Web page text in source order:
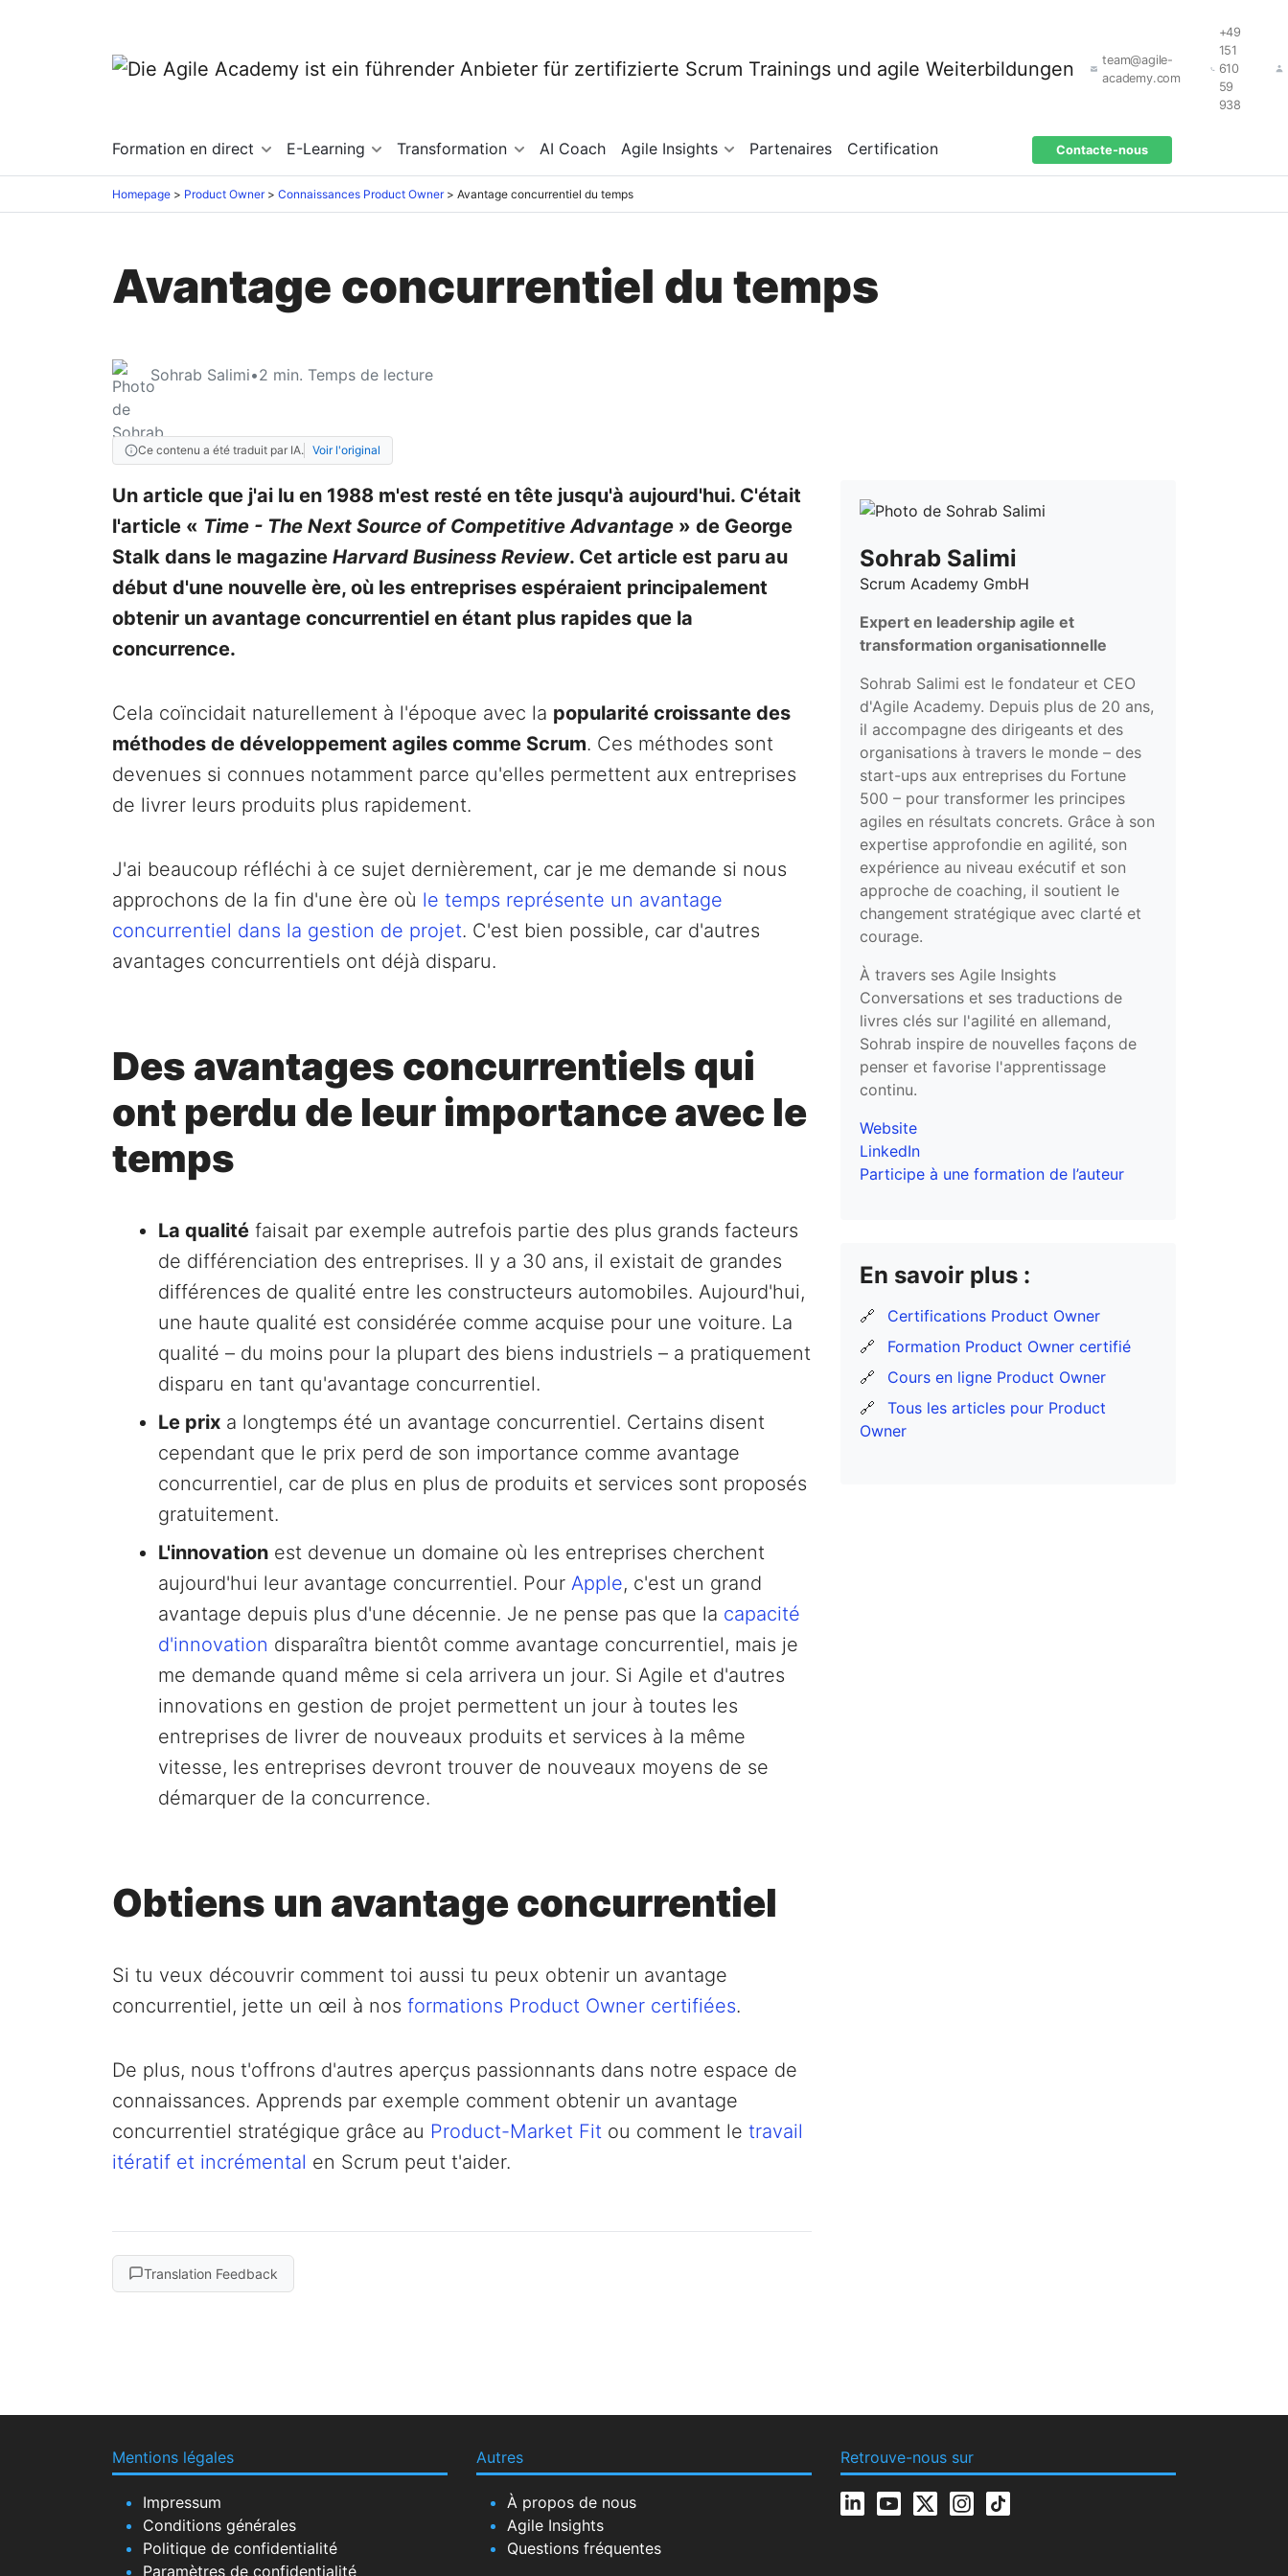
team@agile-
academy.com
+49
151
610
59
938
Formation en direct E-Learning Transformation AI Coach Agile Insights Partenaires Certification Contacte-nous
Homepage Product Owner Connaissances Product Owner Avantage concurrentiel du temps
Avantage concurrentiel du temps
Sohrab Salimi•2 min. Temps de lecture
Ce contenu a été traduit par IA. Voir l'original
Un article que j'ai lu en 1988 m'est resté en tête jusqu'à aujourd'hui. C'était
l'article « Time - The Next Source of Competitive Advantage » de George
Stalk dans le magazine Harvard Business Review. Cet article est paru au
début d'une nouvelle ère, où les entreprises espéraient principalement
obtenir un avantage concurrentiel en étant plus rapides que la
concurrence.
Cela coïncidait naturellement à l'époque avec la popularité croissante des
méthodes de développement agiles comme Scrum. Ces méthodes sont
devenues si connues notamment parce qu'elles permettent aux entreprises
de livrer leurs produits plus rapidement.
J'ai beaucoup réfléchi à ce sujet dernièrement, car je me demande si nous
approchons de la fin d'une ère où le temps représente un avantage
concurrentiel dans la gestion de projet. C'est bien possible, car d'autres
avantages concurrentiels ont déjà disparu.
Des avantages concurrentiels qui
ont perdu de leur importance avec le
temps
La qualité faisait par exemple autrefois partie des plus grands facteurs
de différenciation des entreprises. Il y a 30 ans, il existait de grandes
différences de qualité entre les constructeurs automobiles. Aujourd'hui,
une haute qualité est considérée comme acquise pour une voiture. La
qualité – du moins pour la plupart des biens industriels – a pratiquement
disparu en tant qu'avantage concurrentiel.
Le prix a longtemps été un avantage concurrentiel. Certains disent
cependant que le prix perd de son importance comme avantage
concurrentiel, car de plus en plus de produits et services sont proposés
gratuitement.
L'innovation est devenue un domaine où les entreprises cherchent
aujourd'hui leur avantage concurrentiel. Pour Apple, c'est un grand
avantage depuis plus d'une décennie. Je ne pense pas que la capacité
d'innovation disparaîtra bientôt comme avantage concurrentiel, mais je
me demande quand même si cela arrivera un jour. Si Agile et d'autres
innovations en gestion de projet permettent un jour à toutes les
entreprises de livrer de nouveaux produits et services à la même
vitesse, les entreprises devront trouver de nouveaux moyens de se
démarquer de la concurrence.
Obtiens un avantage concurrentiel
Si tu veux découvrir comment toi aussi tu peux obtenir un avantage
concurrentiel, jette un œil à nos formations Product Owner certifiées.
De plus, nous t'offrons d'autres aperçus passionnants dans notre espace de
connaissances. Apprends par exemple comment obtenir un avantage
concurrentiel stratégique grâce au Product-Market Fit ou comment le travail
itératif et incrémental en Scrum peut t'aider.
Translation Feedback
Sohrab Salimi
Scrum Academy GmbH
Expert en leadership agile et
transformation organisationnelle
Sohrab Salimi est le fondateur et CEO
d'Agile Academy. Depuis plus de 20 ans,
il accompagne des dirigeants et des
organisations à travers le monde – des
start-ups aux entreprises du Fortune
500 – pour transformer les principes
agiles en résultats concrets. Grâce à son
expertise approfondie en agilité, son
expérience au niveau exécutif et son
approche de coaching, il soutient le
changement stratégique avec clarté et
courage.
À travers ses Agile Insights
Conversations et ses traductions de
livres clés sur l'agilité en allemand,
Sohrab inspire de nouvelles façons de
penser et favorise l'apprentissage
continu.
Website
LinkedIn
Participe à une formation de l’auteur
En savoir plus :
🔗
Certifications Product Owner
🔗
Formation Product Owner certifié
🔗
Cours en ligne Product Owner
🔗
Tous les articles pour Product
Owner
Mentions légales
Impressum
Conditions générales
Politique de confidentialité
Paramètres de confidentialité
Autres
À propos de nous
Agile Insights
Questions fréquentes
Retrouve-nous sur